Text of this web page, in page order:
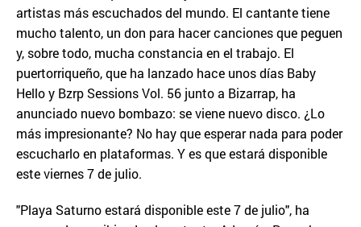
artistas más escuchados del mundo. El cantante tiene
mucho talento, un don para hacer canciones que peguen
y, sobre todo, mucha constancia en el trabajo. El
puertorriqueño, que ha lanzado hace unos días Baby
Hello y Bzrp Sessions Vol. 56 junto a Bizarrap, ha
anunciado nuevo bombazo: se viene nuevo disco. ¿Lo
más impresionante? No hay que esperar nada para poder
escucharlo en plataformas. Y es que estará disponible
este viernes 7 de julio.
"Playa Saturno estará disponible este 7 de julio", ha